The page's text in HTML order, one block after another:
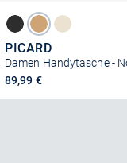
PICARD
Damen Handytasche -
89,99 €